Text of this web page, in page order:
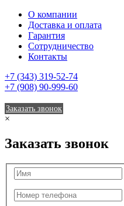
О компании
Доставка и оплата
Гарантия
Сотрудничество
Контакты
+7 (343) 319-52-74
+7 (908) 90-999-60
Заказать звонок
×
Заказать звонок